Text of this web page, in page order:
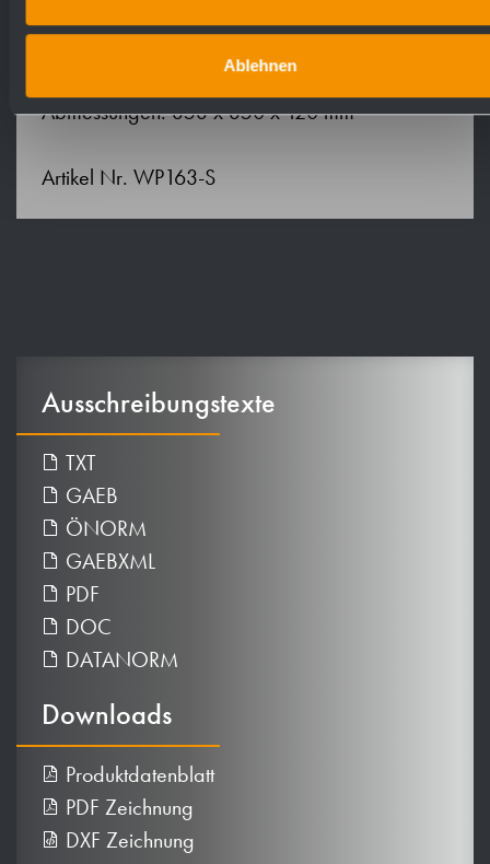
Ablehnen
Abmessungen: 353 x 350 x 120 mm
Artikel Nr. WP163-S
Ausschreibungstexte
TXT
GAEB
ÖNORM
GAEBXML
PDF
DOC
DATANORM
Downloads
Produktdatenblatt
PDF Zeichnung
DXF Zeichnung